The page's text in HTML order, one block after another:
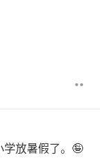
••
学放暑假了。🤪